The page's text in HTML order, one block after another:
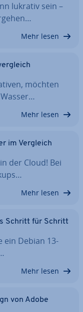
lukrativ sein –
Mehr lesen
möchten
Mehr lesen
im Vergleich
der Cloud! Bei
Mehr lesen
Schritt für Schritt
ein Debian 13-
Mehr lesen
von Adobe